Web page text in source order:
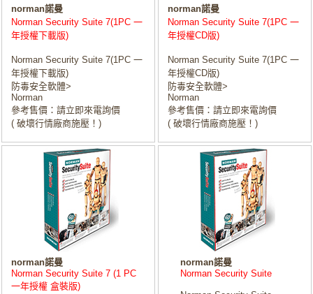
norman諾曼
Norman Security Suite 7(1PC 一
年授權下載版)
Norman Security Suite 7(1PC 一
年授權下載版)
防毒安全軟體>
Norman
參考售價：請立即來電詢價
( 破壞行情廠商施壓！)
norman諾曼
Norman Security Suite 7(1PC 一
年授權CD版)
Norman Security Suite 7(1PC 一
年授權CD版)
防毒安全軟體>
Norman
參考售價：請立即來電詢價
( 破壞行情廠商施壓！)
norman諾曼
Norman Security Suite 7 (1 PC
一年授權 盒裝版)
norman諾曼
Norman Security Suite